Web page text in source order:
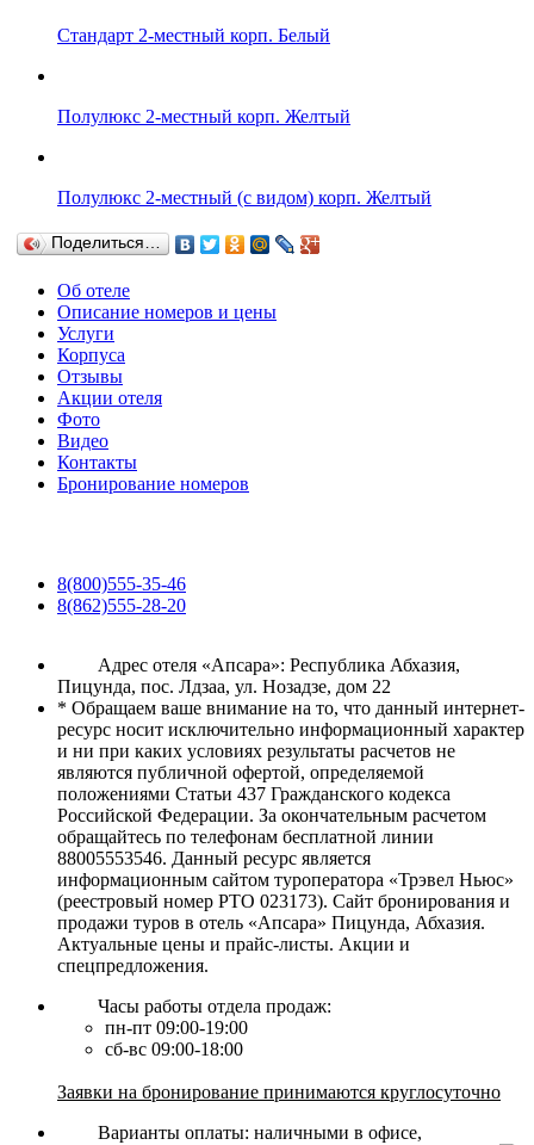
Стандарт 2-местный корп. Белый
Полулюкс 2-местный корп. Желтый
Полулюкс 2-местный (с видом) корп. Желтый
Поделиться…
Об отеле
Описание номеров и цены
Услуги
Корпуса
Отзывы
Акции отеля
Фото
Видео
Контакты
Бронирование номеров
8(800)555-35-46
8(862)555-28-20
Адрес отеля «Апсара»: Республика Абхазия,
Пицунда, пос. Лдзаа, ул. Нозадзе, дом 22
* Обращаем ваше внимание на то, что данный интернет-
ресурс носит исключительно информационный характер
и ни при каких условиях результаты расчетов не
являются публичной офертой, определяемой
положениями Статьи 437 Гражданского кодекса
Российской Федерации. За окончательным расчетом
обращайтесь по телефонам бесплатной линии
88005553546. Данный ресурс является
информационным сайтом туроператора «Трэвел Ньюс»
(реестровый номер РТО 023173). Сайт бронирования и
продажи туров в отель «Апсара» Пицунда, Абхазия.
Актуальные цены и прайс-листы. Акции и
спецпредложения.
Часы работы отдела продаж:
пн-пт 09:00-19:00
сб-вс 09:00-18:00
Заявки на бронирование принимаются круглосуточно
Варианты оплаты: наличными в офисе,